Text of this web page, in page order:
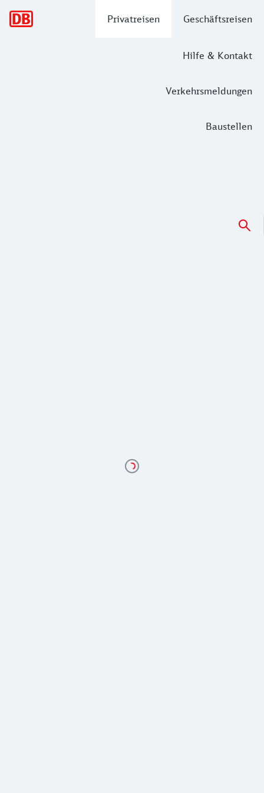
Privatreisen Geschäftsreisen
Hilfe & Kontakt
Verkehrsmeldungen
Baustellen